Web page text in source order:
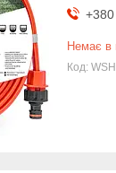
Немає в